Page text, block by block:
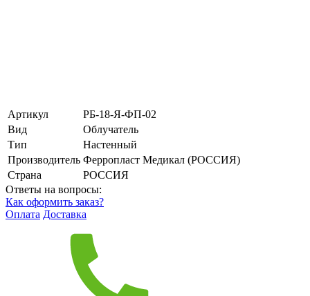
Артикул
РБ-18-Я-ФП-02
Вид
Облучатель
Тип
Настенный
Производитель Ферропласт Медикал (РОССИЯ)
Страна
РОССИЯ
Ответы на вопросы:
Как оформить заказ?
Оплата Доставка